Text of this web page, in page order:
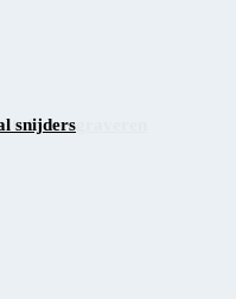
lasergraveren
snijders